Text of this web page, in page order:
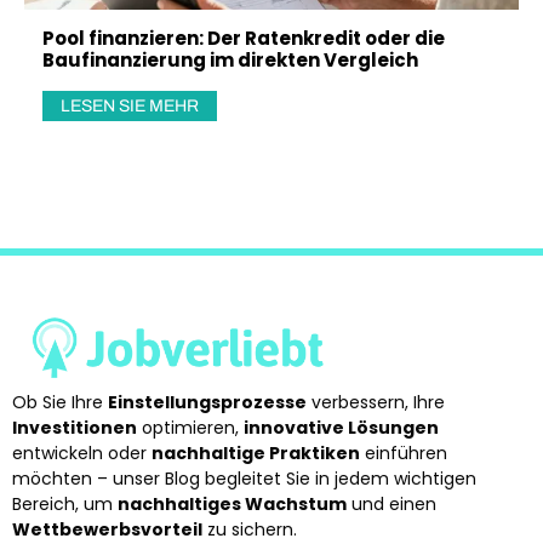
Pool finanzieren: Der Ratenkredit oder die
Baufinanzierung im direkten Vergleich
LESEN SIE MEHR
Ob Sie Ihre Einstellungsprozesse verbessern, Ihre
Investitionen optimieren, innovative Lösungen
entwickeln oder nachhaltige Praktiken einführen
möchten – unser Blog begleitet Sie in jedem wichtigen
Bereich, um nachhaltiges Wachstum und einen
Wettbewerbsvorteil zu sichern.